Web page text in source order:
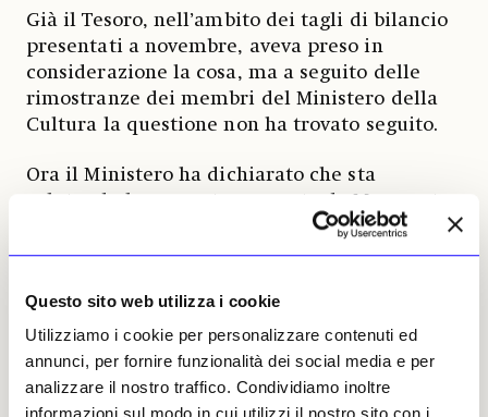
Questo sito web utilizza i cookie
Utilizziamo i cookie per personalizzare contenuti ed
annunci, per fornire funzionalità dei social media e per
analizzare il nostro traffico. Condividiamo inoltre
Già il Tesoro, nell’ambito dei tagli di bilancio
presentati a novembre, aveva preso in
considerazione la cosa, ma a seguito delle
rimostranze dei membri del Ministero della
Cultura la questione non ha trovato seguito.
Ora il Ministero ha dichiarato che sta
valutando la proposta avanzata da Margaret
Hodge, oltre alle altre raccomandazioni
incluse nell’inchiesta. «Per troppo tempo i benefici
affermato Lisa Nandy, ministra della Cultura
Mi rifiuto di restare a guardare mentre le comunità
vengono dimenticate nella nostra storia nazionale. Il
cambiamento deve iniziare oggi. Questo cambiamento
inizia con un settore culturale che sia orgoglioso e non